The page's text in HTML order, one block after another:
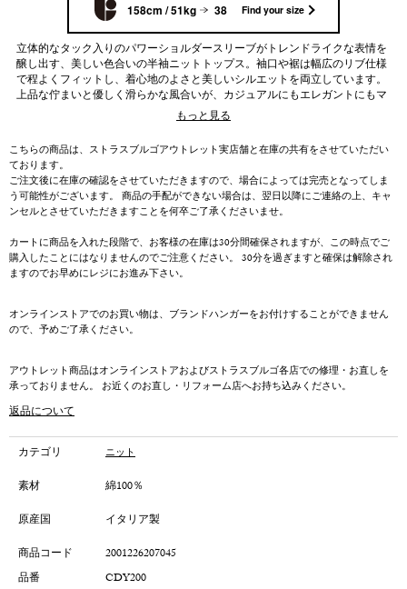
158cm / 51kg 38 Find your size
立体的なタック入りのパワーショルダースリーブがトレンドライクな表情を
醸し出す、美しい色合いの半袖ニットトップス。袖口や裾は幅広のリブ仕様
で程よくフィットし、着心地のよさと美しいシルエットを両立しています。
上品な佇まいと優しく滑らかな風合いが、カジュアルにもエレガントにもマ
もっと見る
こちらの商品は、ストラスブルゴアウトレット実店舗と在庫の共有をさせていただい
ております。
ご注文後に在庫の確認をさせていただきますので、場合によっては完売となってしま
う可能性がございます。 商品の手配ができない場合は、翌日以降にご連絡の上、キャ
ンセルとさせていただきますことを何卒ご了承くださいませ。
カートに商品を入れた段階で、お客様の在庫は30分間確保されますが、この時点でご
購入したことにはなりませんのでご注意ください。 30分を過ぎますと確保は解除され
ますのでお早めにレジにお進み下さい。
オンラインストアでのお買い物は、ブランドハンガーをお付けすることができません
ので、予めご了承ください。
アウトレット商品はオンラインストアおよびストラスブルゴ各店での修理・お直しを
承っておりません。 お近くのお直し・リフォーム店へお持ち込みください。
返品について
カテゴリ ニット
素材
綿100％
原産国
イタリア製
商品コード
2001226207045
品番
CDY200